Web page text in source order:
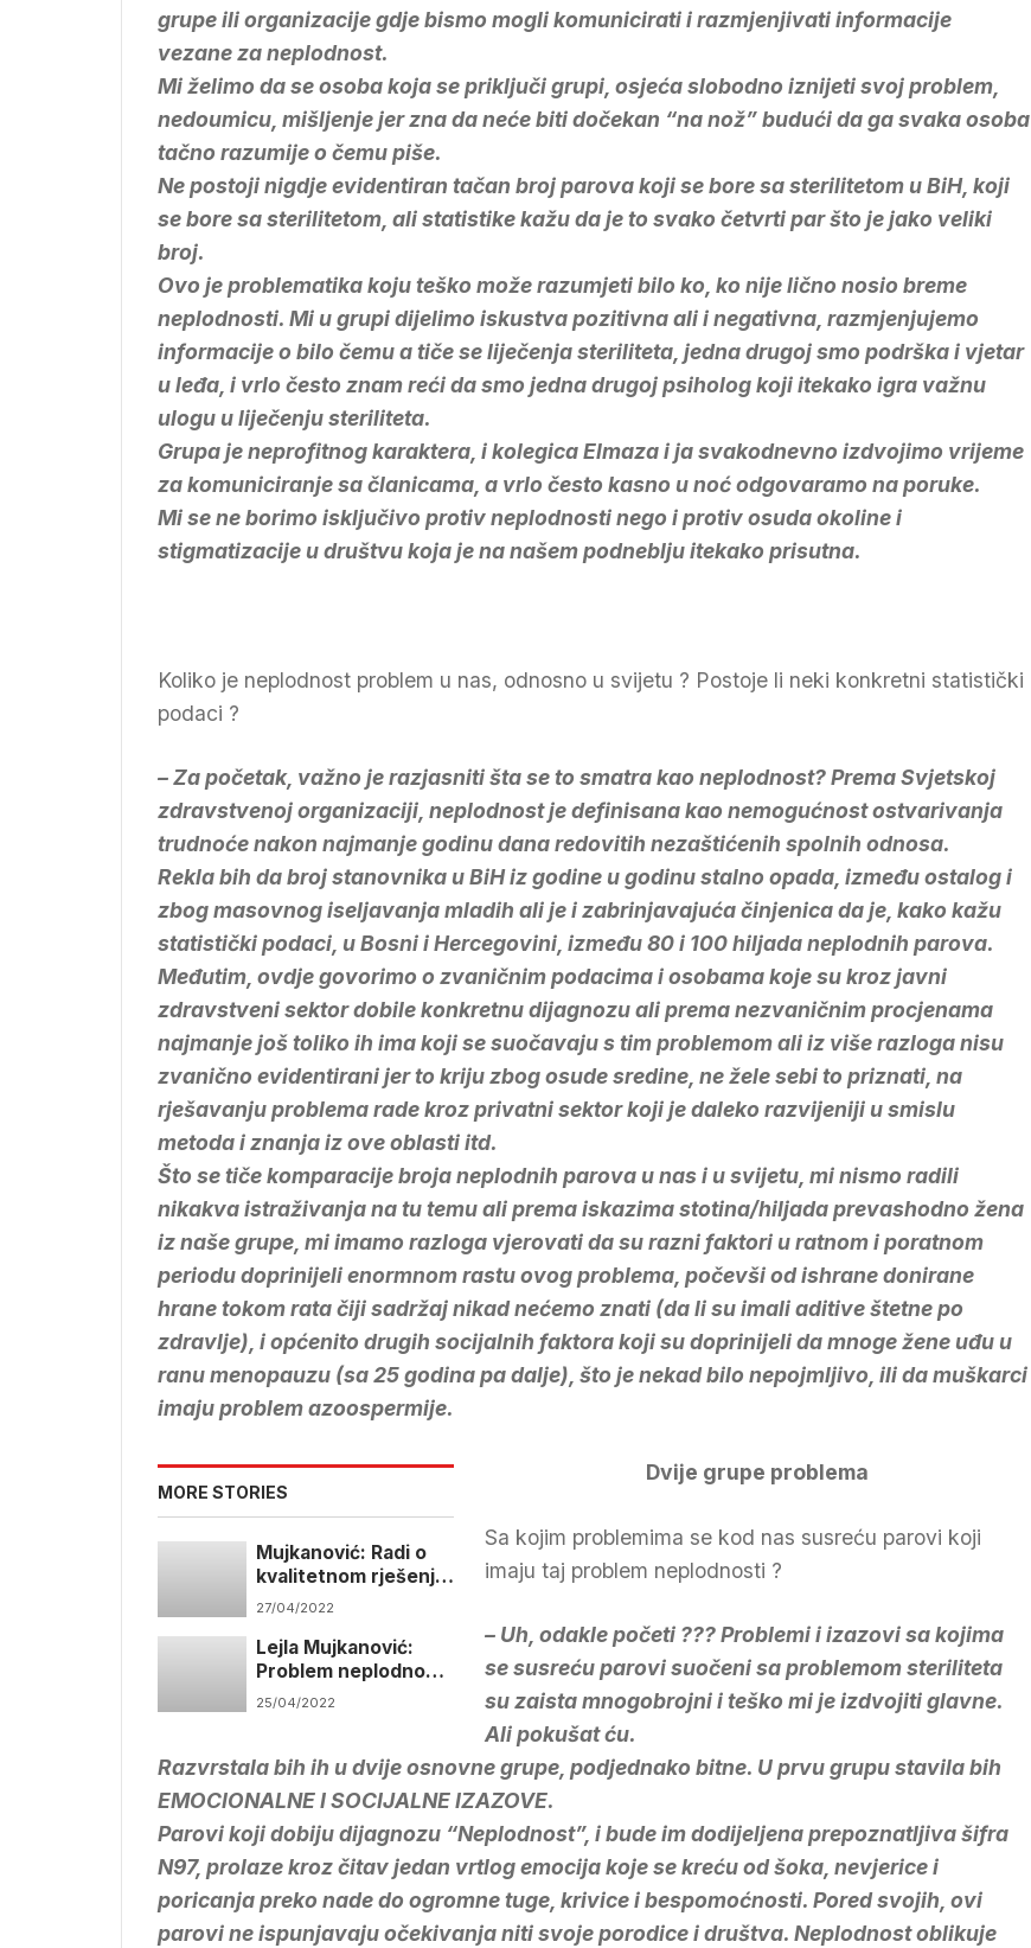
grupe ili organizacije gdje bismo mogli komunicirati i razmjenjivati informacije
vezane za neplodnost.
Mi želimo da se osoba koja se priključi grupi, osjeća slobodno iznijeti svoj problem,
nedoumicu, mišljenje jer zna da neće biti dočekan “na nož” budući da ga svaka osoba
tačno razumije o čemu piše.
Ne postoji nigdje evidentiran tačan broj parova koji se bore sa sterilitetom u BiH, koji
se bore sa sterilitetom, ali statistike kažu da je to svako četvrti par što je jako veliki
broj.
Ovo je problematika koju teško može razumjeti bilo ko, ko nije lično nosio breme
neplodnosti. Mi u grupi dijelimo iskustva pozitivna ali i negativna, razmjenjujemo
informacije o bilo čemu a tiče se liječenja steriliteta, jedna drugoj smo podrška i vjetar
u leđa, i vrlo često znam reći da smo jedna drugoj psiholog koji itekako igra važnu
ulogu u liječenju steriliteta.
Grupa je neprofitnog karaktera, i kolegica Elmaza i ja svakodnevno izdvojimo vrijeme
za komuniciranje sa članicama, a vrlo često kasno u noć odgovaramo na poruke.
Mi se ne borimo isključivo protiv neplodnosti nego i protiv osuda okoline i
stigmatizacije u društvu koja je na našem podneblju itekako prisutna.
Koliko je neplodnost problem u nas, odnosno u svijetu ? Postoje li neki konkretni statistički
podaci ?
– Za početak, važno je razjasniti šta se to smatra kao neplodnost? Prema Svjetskoj
zdravstvenoj organizaciji, neplodnost je definisana kao nemogućnost ostvarivanja
trudnoće nakon najmanje godinu dana redovitih nezaštićenih spolnih odnosa.
Rekla bih da broj stanovnika u BiH iz godine u godinu stalno opada, između ostalog i
zbog masovnog iseljavanja mladih ali je i zabrinjavajuća činjenica da je, kako kažu
statistički podaci, u Bosni i Hercegovini, između 80 i 100 hiljada neplodnih parova.
Međutim, ovdje govorimo o zvaničnim podacima i osobama koje su kroz javni
zdravstveni sektor dobile konkretnu dijagnozu ali prema nezvaničnim procjenama
najmanje još toliko ih ima koji se suočavaju s tim problemom ali iz više razloga nisu
zvanično evidentirani jer to kriju zbog osude sredine, ne žele sebi to priznati, na
rješavanju problema rade kroz privatni sektor koji je daleko razvijeniji u smislu
metoda i znanja iz ove oblasti itd.
Što se tiče komparacije broja neplodnih parova u nas i u svijetu, mi nismo radili
nikakva istraživanja na tu temu ali prema iskazima stotina/hiljada prevashodno žena
iz naše grupe, mi imamo razloga vjerovati da su razni faktori u ratnom i poratnom
periodu doprinijeli enormnom rastu ovog problema, počevši od ishrane donirane
hrane tokom rata čiji sadržaj nikad nećemo znati (da li su imali aditive štetne po
zdravlje), i općenito drugih socijalnih faktora koji su doprinijeli da mnoge žene uđu u
ranu menopauzu (sa 25 godina pa dalje), što je nekad bilo nepojmljivo, ili da muškarci
imaju problem azoospermije.
MORE STORIES
Mujkanović: Radi o
kvalitetnom rješenju,
nadamo će zakon
praksi
27/04/2022
Lejla Mujkanović:
Problem neplodnosti
je kod nas još uvijek
25/04/2022
Dvije grupe problema
Sa kojim problemima se kod nas susreću parovi koji
imaju taj problem neplodnosti ?
– Uh, odakle početi ??? Problemi i izazovi sa kojima
se susreću parovi suočeni sa problemom steriliteta
su zaista mnogobrojni i teško mi je izdvojiti glavne.
Ali pokušat ću.
Razvrstala bih ih u dvije osnovne grupe, podjednako bitne. U prvu grupu stavila bih
EMOCIONALNE I SOCIJALNE IZAZOVE.
Parovi koji dobiju dijagnozu “Neplodnost”, i bude im dodijeljena prepoznatljiva šifra
N97, prolaze kroz čitav jedan vrtlog emocija koje se kreću od šoka, nevjerice i
poricanja preko nade do ogromne tuge, krivice i bespomoćnosti. Pored svojih, ovi
parovi ne ispunjavaju očekivanja niti svoje porodice i društva. Neplodnost oblikuje